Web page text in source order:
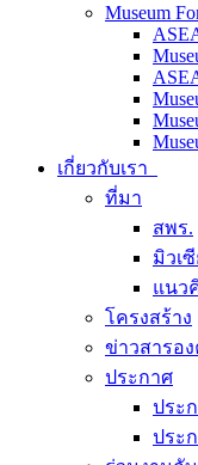
Museum
เกี่ยวกับเรา
ที่มา
สพร.
มิวเ
แนว
โครงสร้าง
ข่าวสารอ
ประกาศ
ประ
ประ